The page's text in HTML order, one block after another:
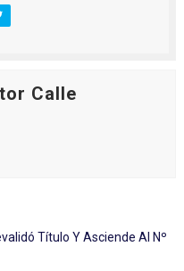
Calle
Título Y Asciende Al Nº